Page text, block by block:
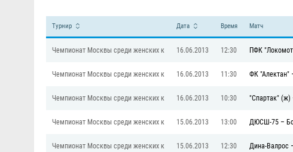
Турнир Дата Время Матч
Чемпионат Москвы среди женских к 16.06.2013 12:30 ПФК
Чемпионат Москвы среди женских к 16.06.2013 11:30 ФК "Алектан"
Чемпионат Москвы среди женских к 16.06.2013 10:30 "Спартак" (ж)
Чемпионат Москвы среди женских к 15.06.2013 13:00 ДЮСШ-75 –
Чемпионат Москвы среди женских к 15.06.2013 12:30 Дина-Валрос